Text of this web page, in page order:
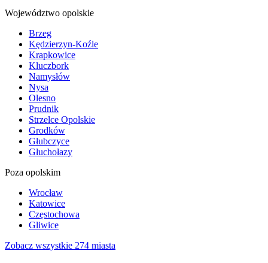
Województwo opolskie
Brzeg
Kędzierzyn-Koźle
Krapkowice
Kluczbork
Namysłów
Nysa
Olesno
Prudnik
Strzelce Opolskie
Grodków
Głubczyce
Głuchołazy
Poza opolskim
Wrocław
Katowice
Częstochowa
Gliwice
Zobacz wszystkie 274 miasta